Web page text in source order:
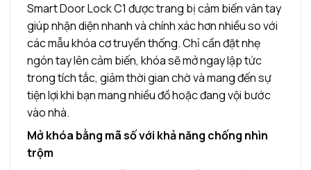
Smart Door Lock C1 được trang bị cảm biến vân tay
giúp nhận diện nhanh và chính xác hơn nhiều so với
các mẫu khóa cơ truyền thống. Chỉ cần đặt nhẹ
ngón tay lên cảm biến, khóa sẽ mở ngay lập tức
trong tích tắc, giảm thời gian chờ và mang đến sự
tiện lợi khi bạn mang nhiều đồ hoặc đang vội bước
vào nhà.
Mở khóa bằng mã số với khả năng chống nhìn
trộm